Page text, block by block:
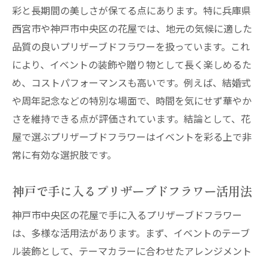
彩と長期間の美しさが保てる点にあります。特に兵庫県
西宮市や神戸市中央区の花屋では、地元の気候に適した
品質の良いプリザーブドフラワーを扱っています。これ
により、イベントの装飾や贈り物として長く楽しめるた
め、コストパフォーマンスも高いです。例えば、結婚式
や周年記念などの特別な場面で、時間を気にせず華やか
さを維持できる点が評価されています。結論として、花
屋で選ぶプリザーブドフラワーはイベントを彩る上で非
常に有効な選択肢です。
神戸で手に入るプリザーブドフラワー活用法
神戸市中央区の花屋で手に入るプリザーブドフラワー
は、多様な活用法があります。まず、イベントのテーブ
ル装飾として、テーマカラーに合わせたアレンジメント